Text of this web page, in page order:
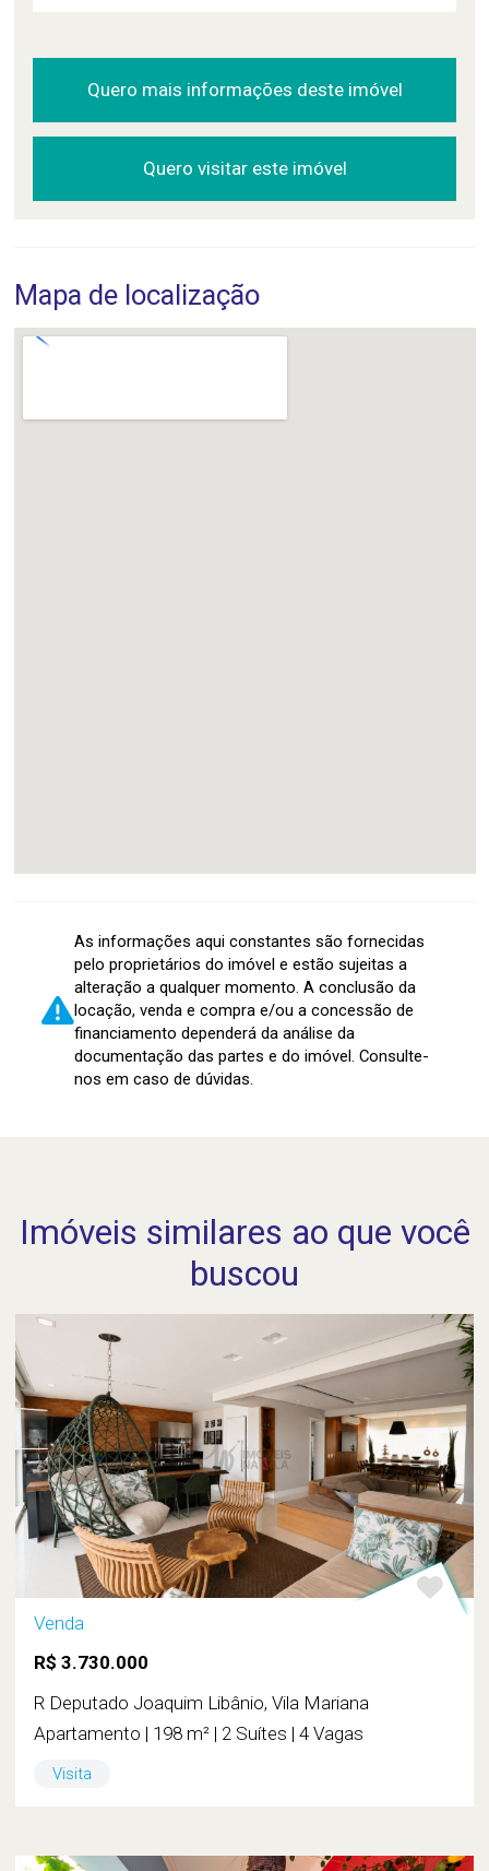
Quero mais informações deste imóvel
Quero visitar este imóvel
Mapa de localização
As informações aqui constantes são fornecidas
pelo proprietários do imóvel e estão sujeitas a
alteração a qualquer momento. A conclusão da
locação, venda e compra e/ou a concessão de
financiamento dependerá da análise da
documentação das partes e do imóvel. Consulte-
nos em caso de dúvidas.
Imóveis similares ao que você
buscou
Venda
R$ 3.730.000
R Deputado Joaquim Libânio, Vila Mariana
Apartamento | 198 m² | 2 Suítes | 4 Vagas
Visita